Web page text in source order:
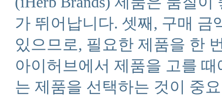
가 뛰어납니다. 셋째, 구매 금
있으므로, 필요한 제품을 한
아이허브에서 제품을 고를
는 제품을 선택하는 것이 중